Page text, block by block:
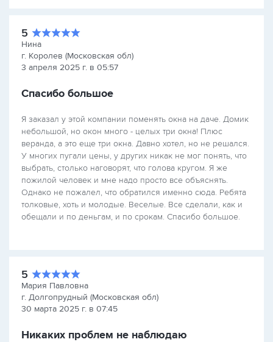
5
Нина
г. Королев (Московская обл)
3 апреля 2025 г. в 05:57
Спасибо большое
Я заказал у этой компании поменять окна на даче. Домик
небольшой, но окон много - целых три окна! Плюс
веранда, а это еще три окна. Давно хотел, но не решался.
У многих пугали цены, у других никак не мог понять, что
выбрать, столько наговорят, что голова кругом. Я же
пожилой человек и мне надо просто все объяснять.
Однако не пожалел, что обратился именно сюда. Ребята
толковые, хоть и молодые. Веселые. Все сделали, как и
обещали и по деньгам, и по срокам. Спасибо большое.
5
Мария Павловна
г. Долгопрудный (Московская обл)
30 марта 2025 г. в 07:45
Никаких проблем не наблюдаю